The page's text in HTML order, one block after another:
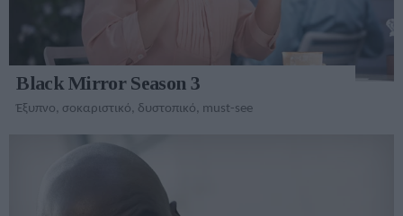
Black Mirror Season 3
Έξυπνο, σοκαριστικό, δυστοπικό, must-see